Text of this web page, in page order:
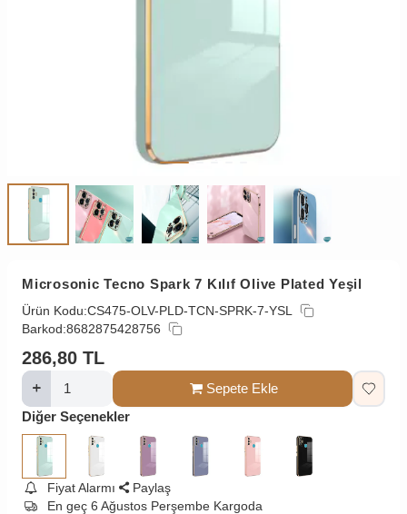
Microsonic Tecno Spark 7 Kılıf Olive Plated Yeşil
Ürün Kodu:CS475-OLV-PLD-TCN-SPRK-7-YSL
Barkod:8682875428756
286,80 TL
Sepete Ekle
Diğer Seçenekler
Fiyat Alarmı
Paylaş
En geç 6 Ağustos Perşembe Kargoda